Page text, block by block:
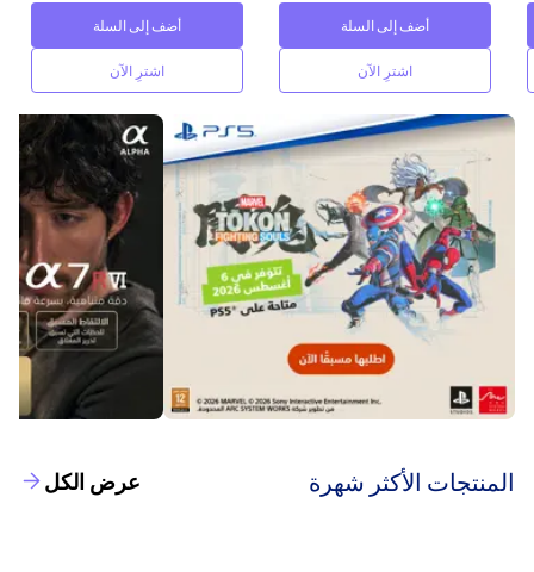
أضف إلى السلة
اشترِ الآن
أضف إلى السلة
اشترِ الآن
‫المنتجات الأكثر شهرة‬ عرض الكل